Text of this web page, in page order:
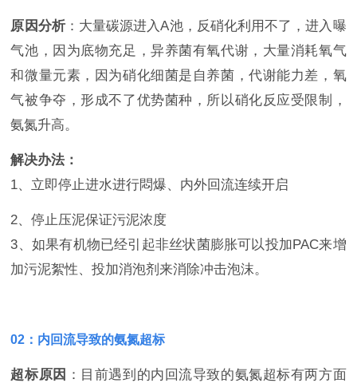
原因分析：大量碳源进入A池，反硝化利用不了，进入曝
气池，因为底物充足，异养菌有氧代谢，大量消耗氧气
和微量元素，因为硝化细菌是自养菌，代谢能力差，氧
气被争夺，形成不了优势菌种，所以硝化反应受限制，
氨氮升高。
解决办法：
1、立即停止进水进行悶爆、内外回流连续开启
2、停止压泥保证污泥浓度
3、如果有机物已经引起非丝状菌膨胀可以投加PAC来增
加污泥絮性、投加消泡剂来消除冲击泡沫。
02：内回流导致的氨氮超标
超标原因 ：目前遇到的内回流导致的氨氮超标有两方面